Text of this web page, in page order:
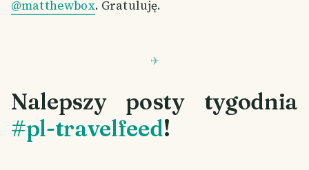
@matthewbox. Gratuluję.
Nalepszy posty tygodnia
#pl-travelfeed!